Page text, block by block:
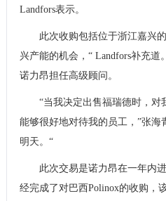
Landfors表示。
此次收购包括位于浙江嘉兴
兴产能的机会，“ Landfors补充
诺力昂担任高级顾问。
“当我决定出售福瑞德时，
能够很好地对待我的员工，”张
明天。“
此次交易是诺力昂在一年内
经完成了对巴西Polinox的收购，